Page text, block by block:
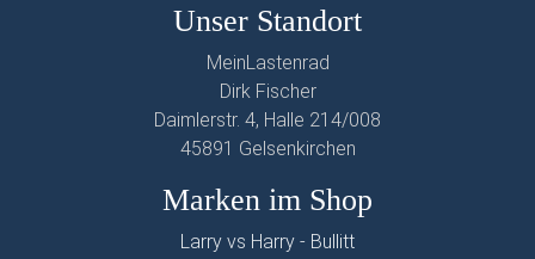
Unser Standort
MeinLastenrad
Dirk Fischer
Daimlerstr. 4, Halle 214/008
45891 Gelsenkirchen
Marken im Shop
Larry vs Harry - Bullitt